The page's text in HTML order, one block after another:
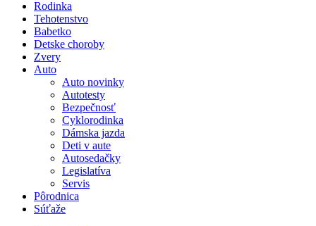
Rodinka
Tehotenstvo
Babetko
Detske choroby
Zvery
Auto
Auto novinky
Autotesty
Bezpečnosť
Cyklorodinka
Dámska jazda
Deti v aute
Autosedačky
Legislatíva
Servis
Pôrodnica
Súťaže